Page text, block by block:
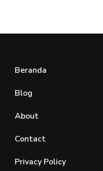
Beranda
Blog
About
Contact
Privacy Policy